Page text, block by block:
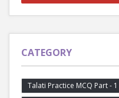
CATEGORY
Talati Practice MCQ Part - 1